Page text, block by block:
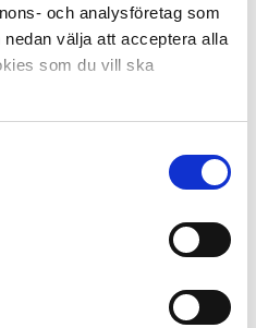
och analysföretag som
välja att acceptera alla
som du vill ska
Dela på Twitter